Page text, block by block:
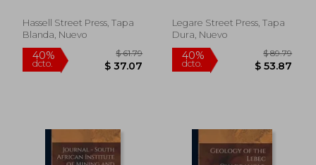
Hassell Street Press, Tapa
Blanda, Nuevo
Legare Street Press, Tapa
Dura, Nuevo